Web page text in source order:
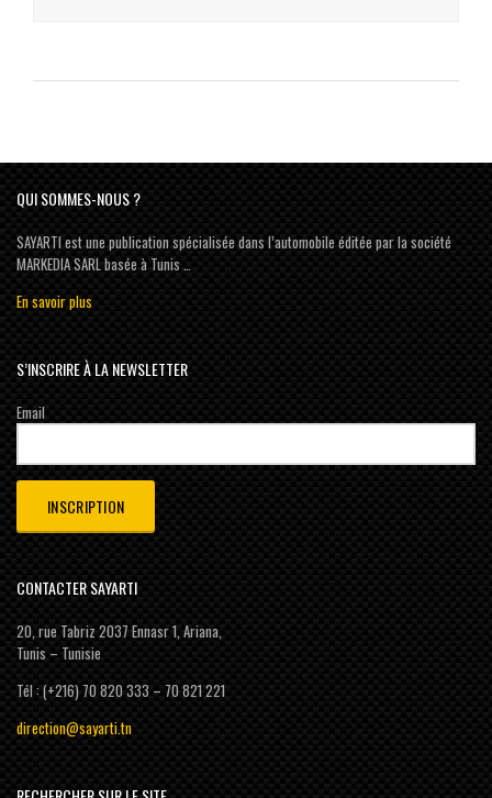
QUI SOMMES-NOUS ?
SAYARTI est une publication spécialisée dans l’automobile éditée par la société
MARKEDIA SARL basée à Tunis …
En savoir plus
S’INSCRIRE À LA NEWSLETTER
Email
CONTACTER SAYARTI
20, rue Tabriz 2037 Ennasr 1, Ariana,
Tunis – Tunisie
Tél : (+216) 70 820 333 – 70 821 221
direction@sayarti.tn